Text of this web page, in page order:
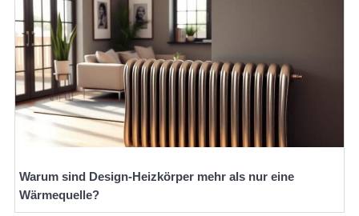
Warum sind Design-Heizkörper mehr als nur eine
Wärmequelle?